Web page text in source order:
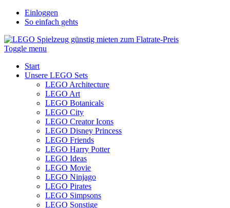
Einloggen
So einfach gehts
Toggle menu
Start
Unsere LEGO Sets
LEGO Architecture
LEGO Art
LEGO Botanicals
LEGO City
LEGO Creator Icons
LEGO Disney Princess
LEGO Friends
LEGO Harry Potter
LEGO Ideas
LEGO Movie
LEGO Ninjago
LEGO Pirates
LEGO Simpsons
LEGO Sonstige